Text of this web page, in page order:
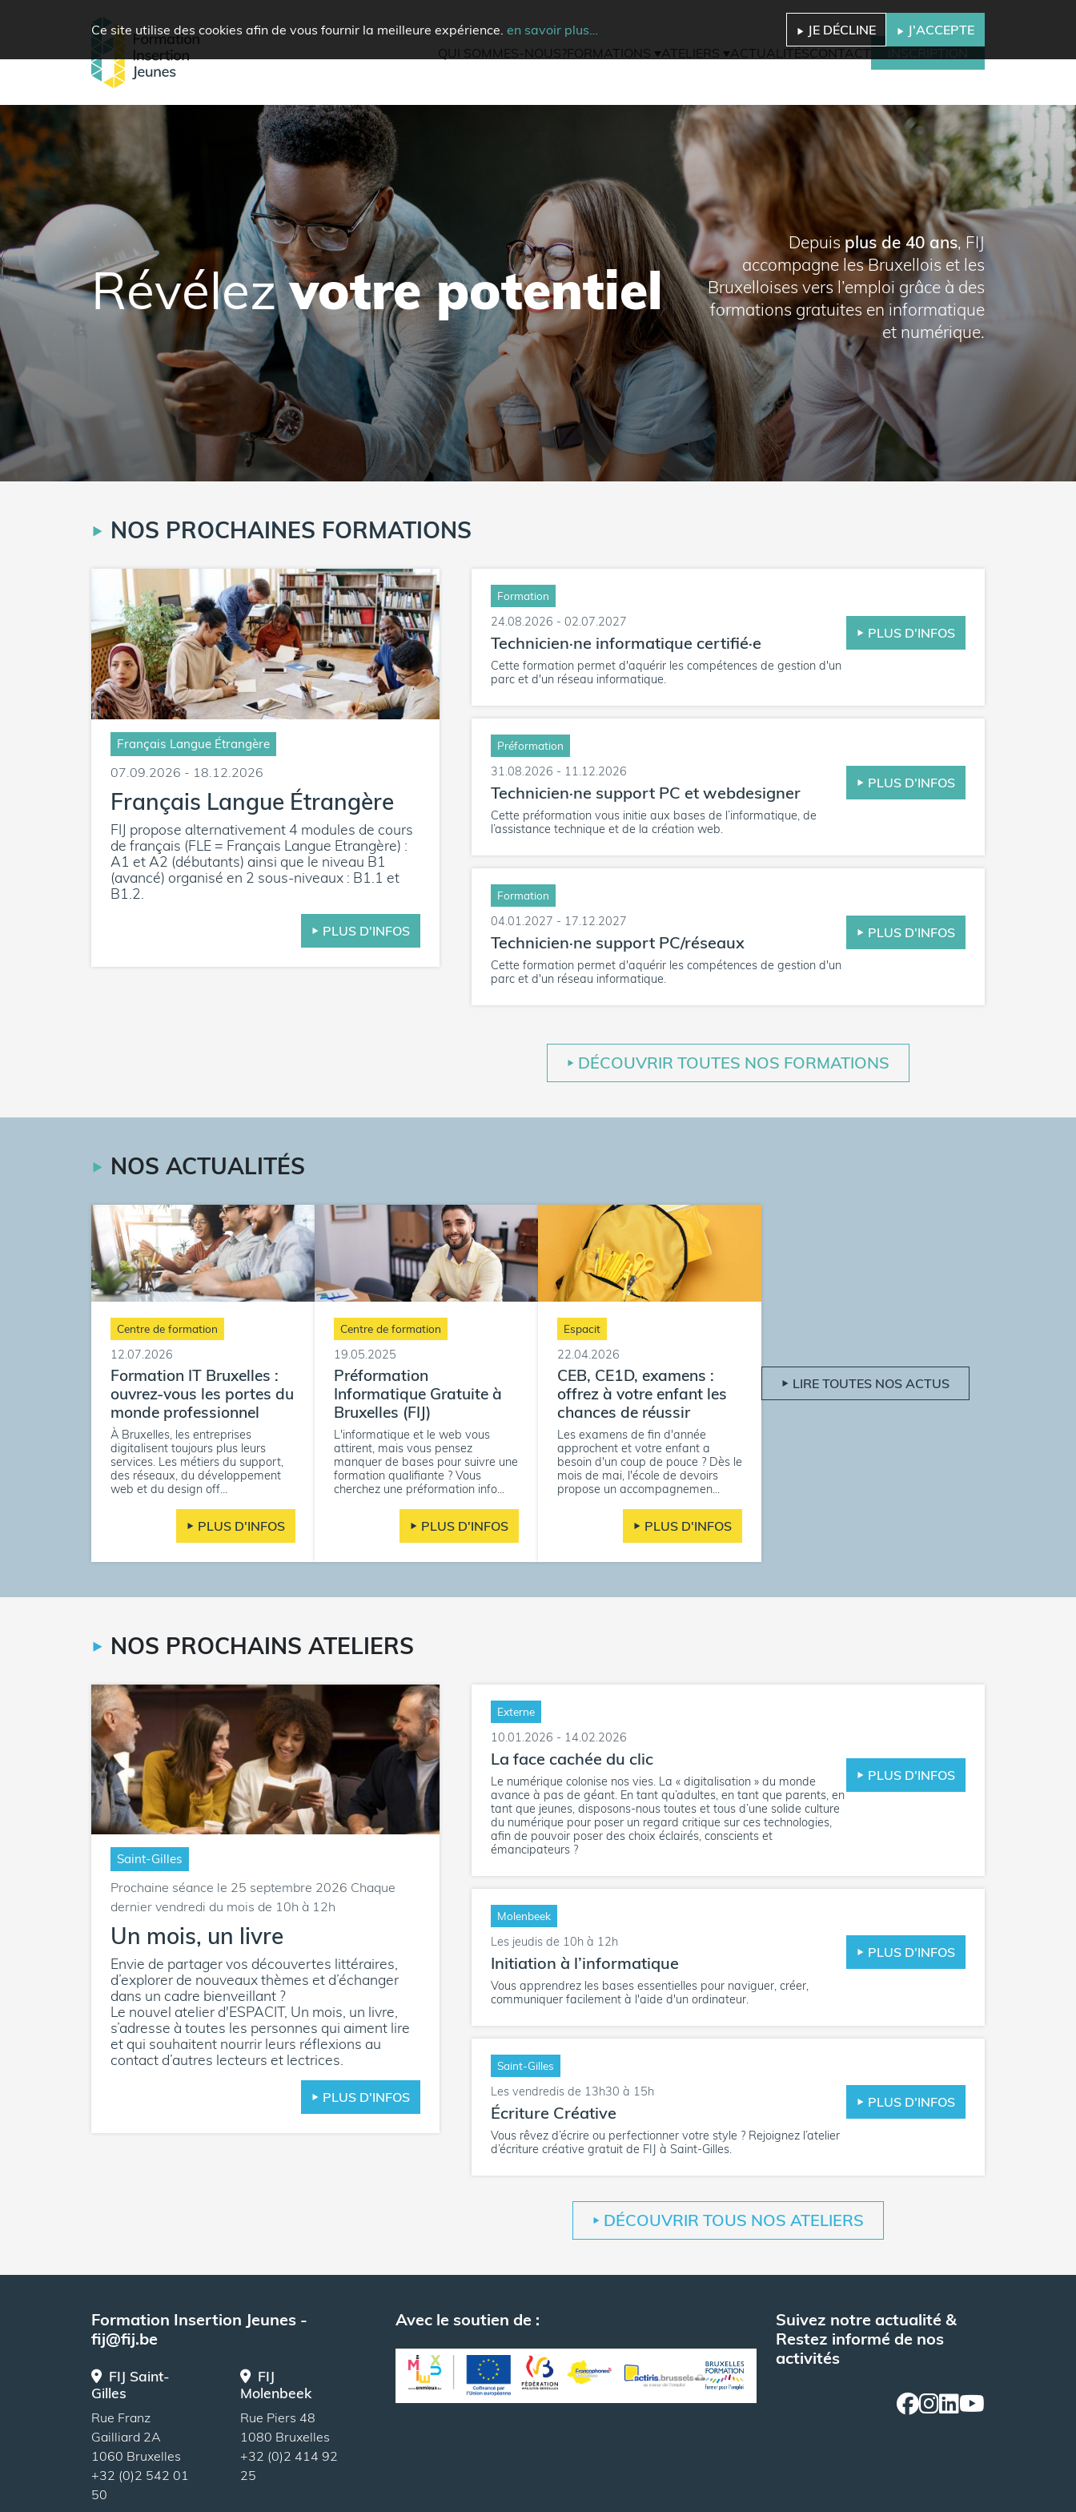
Ce site utilise des cookies afin de vous fournir la meilleure expérience. en savoir plus… JE DÉCLINE
J'ACCEPTE
QUI SOMMES-NOUS?FORMATIONS ATELIERS ACTUALITÉSCONTACT INSCRIPTION
Révélezvotre potentiel
Depuisplus de 40 ans, FIJ
accompagne les Bruxellois et les
Bruxelloises vers l’emploi grâce à des
formations gratuites en informatique
et numérique.
NOS PROCHAINES FORMATIONS
Français Langue Étrangère
07.09.2026 - 18.12.2026
Français Langue Étrangère
FIJ propose alternativement 4 modules de cours
de français (FLE = Français Langue Etrangère) :
A1 et A2 (débutants) ainsi que le niveau B1
(avancé) organisé en 2 sous-niveaux : B1.1 et
B1.2.
PLUS D'INFOS
Formation
24.08.2026 - 02.07.2027
Technicien·ne informatique certifié·e
Cette formation permet d'aquérir les compétences de gestion d'un
parc et d'un réseau informatique.
PLUS D'INFOS
Préformation
31.08.2026 - 11.12.2026
Technicien·ne support PC et webdesigner
Cette préformation vous initie aux bases de l’informatique, de
l’assistance technique et de la création web.
PLUS D'INFOS
Formation
04.01.2027 - 17.12.2027
Technicien·ne support PC/réseaux
Cette formation permet d'aquérir les compétences de gestion d'un
parc et d'un réseau informatique.
PLUS D'INFOS
DÉCOUVRIR TOUTES NOS FORMATIONS
NOS ACTUALITÉS
Centre de formation
12.07.2026
Formation IT Bruxelles :
ouvrez-vous les portes du
monde professionnel
À Bruxelles, les entreprises
digitalisent toujours plus leurs
services. Les métiers du support,
des réseaux, du développement
web et du design off...
PLUS D'INFOS
Centre de formation
19.05.2025
Préformation
Informatique Gratuite à
Bruxelles (FIJ)
L'informatique et le web vous
attirent, mais vous pensez
manquer de bases pour suivre une
formation qualifiante ? Vous
cherchez une préformation info...
PLUS D'INFOS
Espacit
22.04.2026
CEB, CE1D, examens :
offrez à votre enfant les
chances de réussir
Les examens de fin d'année
approchent et votre enfant a
besoin d'un coup de pouce ? Dès le
mois de mai, l'école de devoirs
propose un accompagnemen...
PLUS D'INFOS
LIRE TOUTES NOS ACTUS
NOS PROCHAINS ATELIERS
Saint-Gilles
Prochaine séance le 25 septembre 2026 Chaque
dernier vendredi du mois de 10h à 12h
Un mois, un livre
Envie de partager vos découvertes littéraires,
d’explorer de nouveaux thèmes et d’échanger
dans un cadre bienveillant ?
Le nouvel atelier d'ESPACIT, Un mois, un livre,
s’adresse à toutes les personnes qui aiment lire
et qui souhaitent nourrir leurs réflexions au
contact d’autres lecteurs et lectrices.
PLUS D'INFOS
Externe
10.01.2026 - 14.02.2026
La face cachée du clic
Le numérique colonise nos vies. La « digitalisation » du monde
avance à pas de géant. En tant qu’adultes, en tant que parents, en
tant que jeunes, disposons-nous toutes et tous d’une solide culture
du numérique pour poser un regard critique sur ces technologies,
afin de pouvoir poser des choix éclairés, conscients et
émancipateurs ?
PLUS D'INFOS
Molenbeek
Les jeudis de 10h à 12h
Initiation à l’informatique
Vous apprendrez les bases essentielles pour naviguer, créer,
communiquer facilement à l'aide d'un ordinateur.
PLUS D'INFOS
Saint-Gilles
Les vendredis de 13h30 à 15h
Écriture Créative
Vous rêvez d’écrire ou perfectionner votre style ? Rejoignez l’atelier
d’écriture créative gratuit de FIJ à Saint-Gilles.
PLUS D'INFOS
DÉCOUVRIR TOUS NOS ATELIERS
Formation Insertion Jeunes -
fij@fij.be
FIJ Saint-
Gilles
Rue Franz
Gailliard 2A
1060 Bruxelles
+32 (0)2 542 01
50
FIJ
Molenbeek
Rue Piers 48
1080 Bruxelles
+32 (0)2 414 92
25
Avec le soutien de :
Suivez notre actualité &
Restez informé de nos
activités